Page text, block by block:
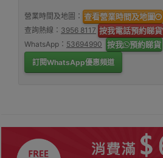
營業時間及地圖： 查看營業時間及地圖
查詢熱線： 3956 8117 按我電話預約睇貨
WhatsApp： 53694990 按我 預約睇貨
訂閱WhatsApp優惠頻道